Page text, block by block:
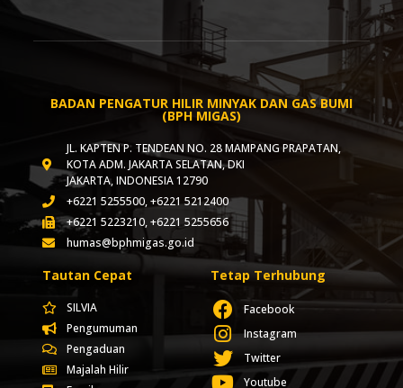
BADAN PENGATUR HILIR MINYAK DAN GAS BUMI
(BPH MIGAS)
JL. KAPTEN P. TENDEAN NO. 28 MAMPANG PRAPATAN,
KOTA ADM. JAKARTA SELATAN, DKI
JAKARTA, INDONESIA 12790
+6221 5255500, +6221 5212400
+6221 5223210, +6221 5255656
humas@bphmigas.go.id
Tautan Cepat
SILVIA
Pengumuman
Pengaduan
Majalah Hilir
Tetap Terhubung
Facebook
Instagram
Twitter
Youtube